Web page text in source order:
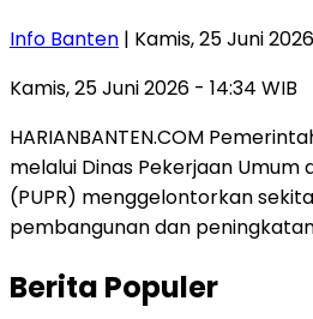
Info Banten | Kamis, 25 Juni
Kamis, 25 Juni 2026 - 14:34 WIB
HARIANBANTEN.COM
melalui Dinas Pekerjaan Umum
(PUPR) menggelontorkan
pembangunan dan
Berita Populer